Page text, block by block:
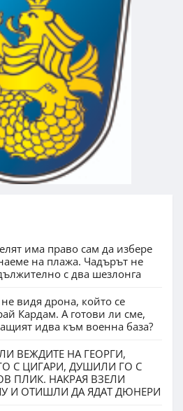
има право сам да избере
на плажа. Чадърът не
с два шезлонга
видя дрона, който се
Кардам. А готови ли сме,
идва към военна база?
ВЕЖДИТЕ НА ГЕОРГИ,
С ЦИГАРИ, ДУШИЛИ ГО С
ПЛИК. НАКРАЯ ВЗЕЛИ
И ОТИШЛИ ДА ЯДАТ ДЮНЕРИ